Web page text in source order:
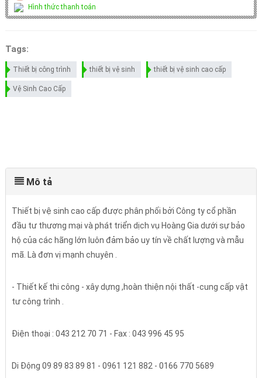
Hình thức thanh toán
Tags:
Thiết bị công trình thiết bị vệ sinh thiết bị vệ sinh cao cấp
Vệ Sinh Cao Cấp
Mô tả
Thiết bị vệ sinh cao cấp được phân phối bởi Công ty cổ phần
đầu tư thương mại và phát triển dịch vụ Hoàng Gia dưới sự bảo
hộ của các hãng lớn luôn đảm bảo uy tín về chất lượng và mẫu
mã. Là đơn vị mạnh chuyên .
- Thiết kế thi công - xây dựng ,hoàn thiện nội thất -cung cấp vật
tư công trình .
Điện thoại : 043 212 70 71 - Fax : 043 996 45 95
Di Động 09 89 83 89 81 - 0961 121 882 - 0166 770 5689